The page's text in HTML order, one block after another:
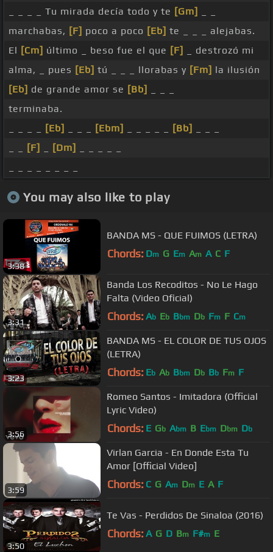
_ _ _ _ Tu mirada decía todo y te [Gm]
marchabas, [F] poco a poco [Eb] te _ _ _ alejabas.
El [Cm] último _ beso fue el que [F]
_ destrozó mi
alma, _ pues [Eb] tú _ _ _ llorabas y [Fm] la ilusión
[Eb] de grande amor se [Bb]
terminaba.
[Eb] [Ebm] [Bb]
[F] [Dm]
You may also like to play
3:38
BANDA MS - QUE FUIMOS (LETRA)
Chords: Dm G Em Am A C F
3:31
Banda Los Recoditos - No Le Hago
Falta (Video Oficial)
Chords: Ab Eb Bbm Db Fm F Cm
3:23
BANDA MS - EL COLOR DE TUS OJOS
(LETRA)
Chords: Eb Ab Bbm Db Bb Fm F
3:56
Romeo Santos - Imitadora (Official
Lyric Video)
Chords: E Gb Abm B Ebm Dbm Db
3:59
Virlan Garcia - En Donde Esta Tu
Amor [Official Video]
Chords: C G Am Dm E A F
3:50
Te Vas - Perdidos De Sinaloa (2016)
Chords: A G D Bm F#m E